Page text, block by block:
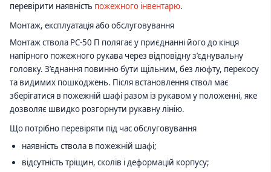
перевірити наявність пожежного інвентарю.
Монтаж, експлуатація або обслуговування
Монтаж ствола РС-50 П полягає у приєднанні його до кінця
напірного пожежного рукава через відповідну з’єднувальну
головку. З’єднання повинно бути щільним, без люфту, перекосу
та видимих пошкоджень. Після встановлення ствол має
зберігатися в пожежній шафі разом із рукавом у положенні, яке
дозволяє швидко розгорнути рукавну лінію.
Що потрібно перевіряти під час обслуговування
наявність ствола в пожежній шафі;
відсутність тріщин, сколів і деформацій корпусу;